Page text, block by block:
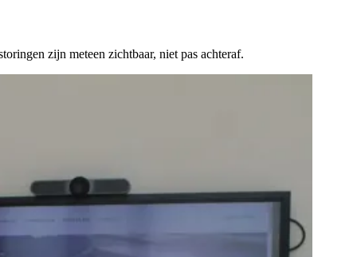
zijn meteen zichtbaar, niet pas achteraf.